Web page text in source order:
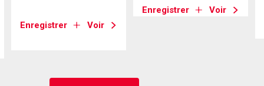
Enregistrer Voir
Enregistrer Voir